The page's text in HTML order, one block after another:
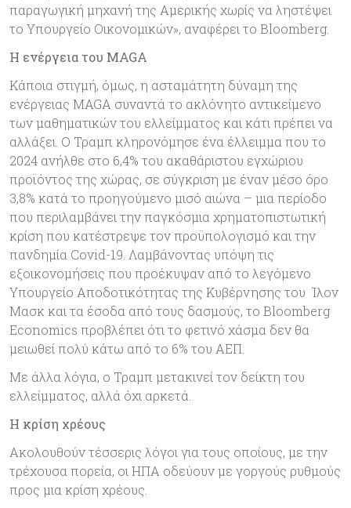
παραγωγική μηχανή της Αμερικής χωρίς να ληστέψει
το Υπουργείο Οικονομικών», αναφέρει το Bloomberg.
Η ενέργεια του MAGA
Κάποια στιγμή, όμως, η ασταμάτητη δύναμη της
ενέργειας MAGA συναντά το ακλόνητο αντικείμενο
των μαθηματικών του ελλείμματος και κάτι πρέπει να
αλλάξει. Ο Τραμπ κληρονόμησε ένα έλλειμμα που το
2024 ανήλθε στο 6,4% του ακαθάριστου εγχώριου
προϊόντος της χώρας, σε σύγκριση με έναν μέσο όρο
3,8% κατά το προηγούμενο μισό αιώνα – μια περίοδο
που περιλαμβάνει την παγκόσμια χρηματοπιστωτική
κρίση που κατέστρεψε τον προϋπολογισμό και την
πανδημία Covid-19. Λαμβάνοντας υπόψη τις
εξοικονομήσεις που προέκυψαν από το λεγόμενο
Υπουργείο Αποδοτικότητας της Κυβέρνησης του Ίλον
Μασκ και τα έσοδα από τους δασμούς, το Bloomberg
Economics προβλέπει ότι το φετινό χάσμα δεν θα
μειωθεί πολύ κάτω από το 6% του ΑΕΠ.
Με άλλα λόγια, ο Τραμπ μετακινεί τον δείκτη του
ελλείμματος, αλλά όχι αρκετά.
Η κρίση χρέους
Ακολουθούν τέσσερις λόγοι για τους οποίους, με την
τρέχουσα πορεία, οι ΗΠΑ οδεύουν με γοργούς ρυθμούς
προς μια κρίση χρέους.